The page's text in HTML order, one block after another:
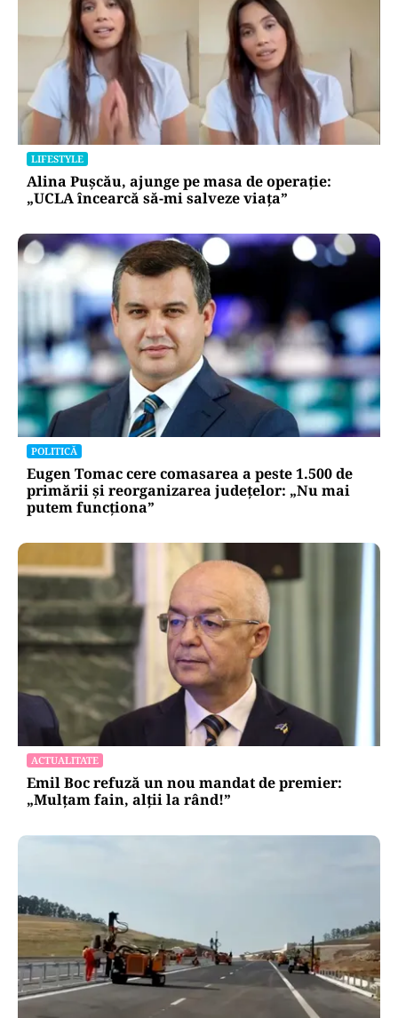
LIFESTYLE
Alina Pușcău, ajunge pe masa de operație:
„UCLA încearcă să-mi salveze viața”
POLITICĂ
Eugen Tomac cere comasarea a peste 1.500 de
primării și reorganizarea județelor: „Nu mai
putem funcționa”
ACTUALITATE
Emil Boc refuză un nou mandat de premier:
„Mulțam fain, alții la rând!”